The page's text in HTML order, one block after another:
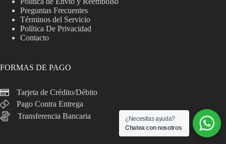
Preguntas Frecuentes
Términos del Servicio
Política De Privacidad
Contacto
FORMAS DE PAGO
Tarjeta de Crédito/Débito
Pago Contra Entrega
Transferencia Bancaria
¿Necesitas ayuda?
Chatea con nosotros